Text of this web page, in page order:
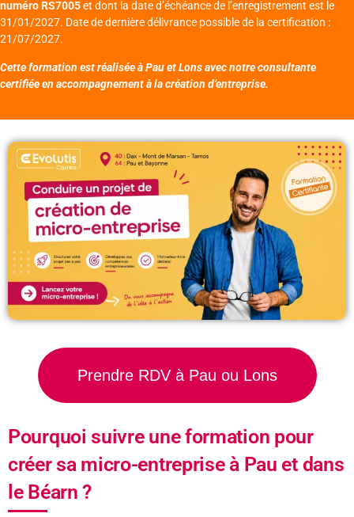
numéro RS7005et dont la date d’échéance de l’enregistrement est le
31/01/2027. Date de dernière délivrance possible de la certification :
21/07/2027.
Cette formation est réalisée à Pau et Lons avec notre consultante
certifiée en accompagnement à la création d’entreprise.
Prendre RDV à Pau ou Lons
Pourquoi suivre une formation pour
créer sa micro-entreprise à Pau et dans
le Béarn ?